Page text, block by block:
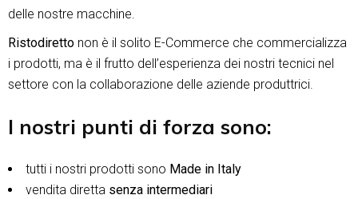
delle nostre macchine.
Ristodiretto non è il solito E-Commerce che commercializza
i prodotti, ma è il frutto dell’esperienza dei nostri tecnici nel
settore con la collaborazione delle aziende produttrici.
I nostri punti di forza sono:
tutti i nostri prodotti sono Made in Italy
vendita diretta senza intermediari